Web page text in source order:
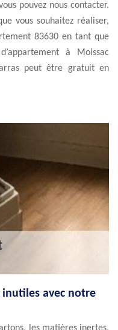
pouvez nous contacter.
vous souhaitez réaliser,
83630 en tant que
à Moissac
peut être gratuit en
inutiles avec notre